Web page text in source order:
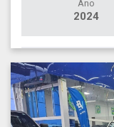
Ano
2024